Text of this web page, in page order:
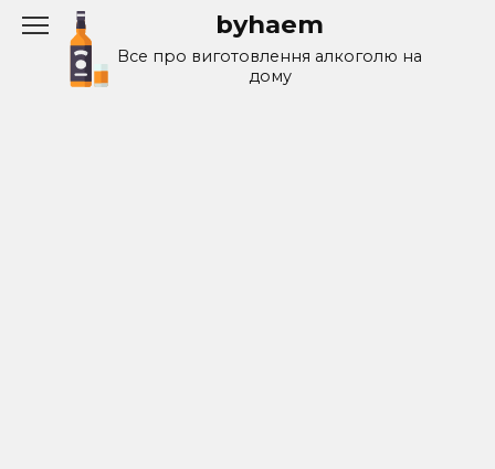
Перейти
содержанию
byhaem
Все про виготовлення алкоголю на
дому